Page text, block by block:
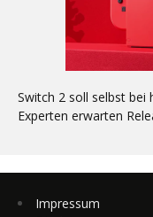
Switch 2 soll selbst bei
Experten erwarten
Impressum